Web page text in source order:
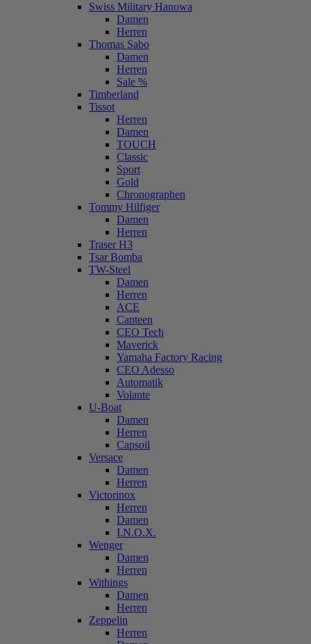
Swiss Military Hanowa
Damen
Herren
Thomas Sabo
Damen
Herren
Sale %
Timberland
Tissot
Herren
Damen
TOUCH
Classic
Sport
Gold
Chronographen
Tommy Hilfiger
Damen
Herren
Traser H3
Tsar Bomba
TW-Steel
Damen
Herren
ACE
Canteen
CEO Tech
Maverick
Yamaha Factory Racing
CEO Adesso
Automatik
Volante
U-Boat
Damen
Herren
Capsoil
Versace
Damen
Herren
Victorinox
Herren
Damen
I.N.O.X.
Wenger
Damen
Herren
Withings
Damen
Herren
Zeppelin
Herren